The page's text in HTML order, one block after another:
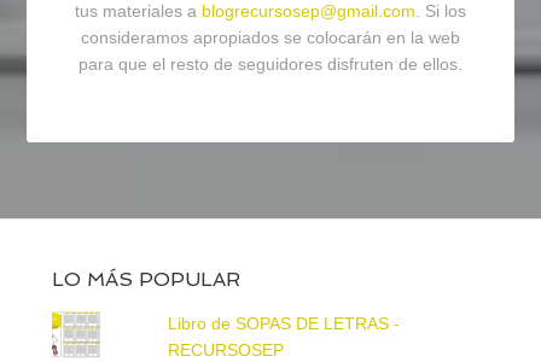
tus materiales a blogrecursosep@gmail.com. Si los
consideramos apropiados se colocarán en la web
para que el resto de seguidores disfruten de ellos.
LO MÁS POPULAR
Libro de SOPAS DE LETRAS -
RECURSOSEP